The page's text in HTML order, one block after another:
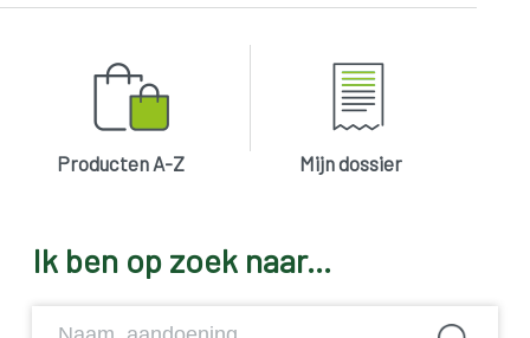
Producten A-Z Mijn dossier
Ik ben op zoek naar...